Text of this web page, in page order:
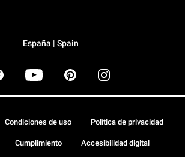
España | Spain
Condiciones de uso Política de privacidad
Cumplimiento Accesibilidad digital